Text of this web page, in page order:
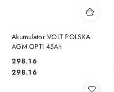
Akumulator VOLT POLSKA
AGM OPTI 45Ah
Cena:
298.16
Cena:
298.16